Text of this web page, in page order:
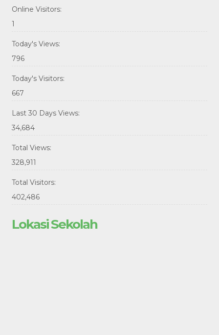
Online Visitors:
1
Today's Views:
796
Today's Visitors:
667
Last 30 Days Views:
34,684
Total Views:
328,911
Total Visitors:
402,486
Lokasi Sekolah